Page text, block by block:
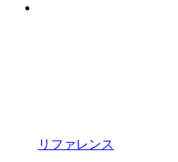
リファレンス